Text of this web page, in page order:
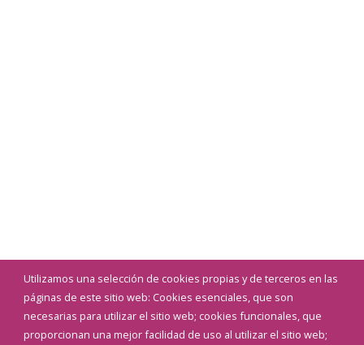
Utilizamos una selección de cookies propias y de terceros en las
páginas de este sitio web: Cookies esenciales, que son
necesarias para utilizar el sitio web; cookies funcionales, que
proporcionan una mejor facilidad de uso al utilizar el sitio web;